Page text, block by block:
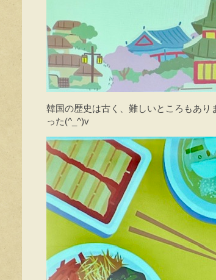
韓国の歴史は古く、難しいところもあ
った(^_^)v